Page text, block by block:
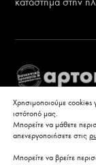
Χρησιμοποιούμε cookies
ιστότοπό μας.
Μπορείτε να μάθετε
απενεργοποιήσετε στις
Μπορείτε να βρείτε